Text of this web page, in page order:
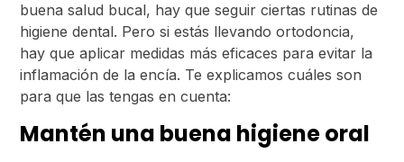
buena salud bucal, hay que seguir ciertas rutinas de
higiene dental. Pero si estás llevando ortodoncia,
hay que aplicar medidas más eficaces para evitar la
inflamación de la encía. Te explicamos cuáles son
para que las tengas en cuenta:
Mantén una buena higiene oral